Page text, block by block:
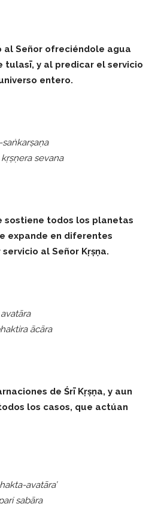
al Señor ofreciéndole agua
tulasī, y al predicar el servicio
entero.
sevana
sostiene todos los planetas
expande en diferentes
al Señor Kṛṣṇa.
ācāra
de Śrī Kṛṣṇa, y aun
los casos, que actúan
avatāra’
sabāra